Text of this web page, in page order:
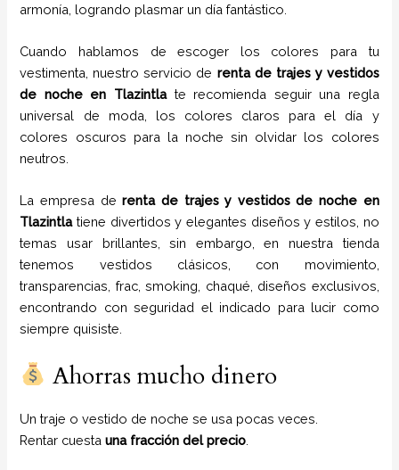
armonía, logrando plasmar un día fantástico.
Cuando hablamos de escoger los colores para tu
vestimenta, nuestro servicio de renta de trajes y vestidos
de noche en Tlazintlate recomienda seguir una regla
universal de moda, los colores claros para el día y
colores oscuros para la noche sin olvidar los colores
neutros.
La empresa derenta de trajes y vestidos de noche en
Tlazintla tiene divertidos y elegantes diseños y estilos, no
temas usar brillantes, sin embargo, en nuestra tienda
tenemos vestidos clásicos, con movimiento,
transparencias, frac, smoking, chaqué, diseños exclusivos,
encontrando con seguridad el indicado para lucir como
siempre quisiste.
Ahorras mucho dinero
Un traje o vestido de noche se usa pocas veces.
Rentar cuestauna fracción del precio